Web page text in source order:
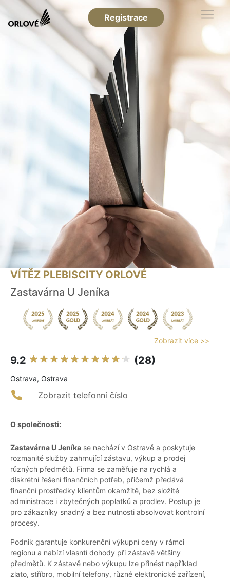
Registrace
VÍTĚZ PLEBISCITY ORLOVÉ
Zastavárna U Jeníka
Zobrazit více >>
9.2 (28)
Ostrava, Ostrava
Zobrazit telefonní číslo
O společnosti:
Zastavárna U Jeníka se nachází v Ostravě a poskytuje
rozmanité služby zahrnující zástavu, výkup a prodej
různých předmětů. Firma se zaměřuje na rychlá a
diskrétní řešení finančních potřeb, přičemž předává
finanční prostředky klientům okamžitě, bez složité
administrace i zbytečných poplatků a prodlev. Postup je
pro zákazníky snadný a bez nutnosti absolvovat kontrolní
procesy.
Podnik garantuje konkurenční výkupní ceny v rámci
regionu a nabízí vlasntí dohody při zástavě většiny
předmětů. K zástavě nebo výkupu lze přinést například
zlato, stříbro, mobilní telefony, různé elektronické zařízení,